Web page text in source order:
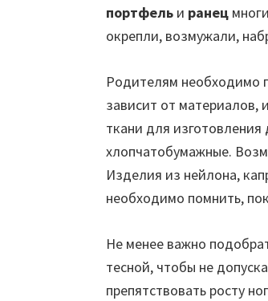
портфель и ранец
окрепли, возмужали,
Родителям необходимо
зависит от материалов,
ткани для
хлопчатобумажные.
Изделия из нейлона,
необходимо помнить,
Не менее важно
тесной, чтобы не
препятствовать росту